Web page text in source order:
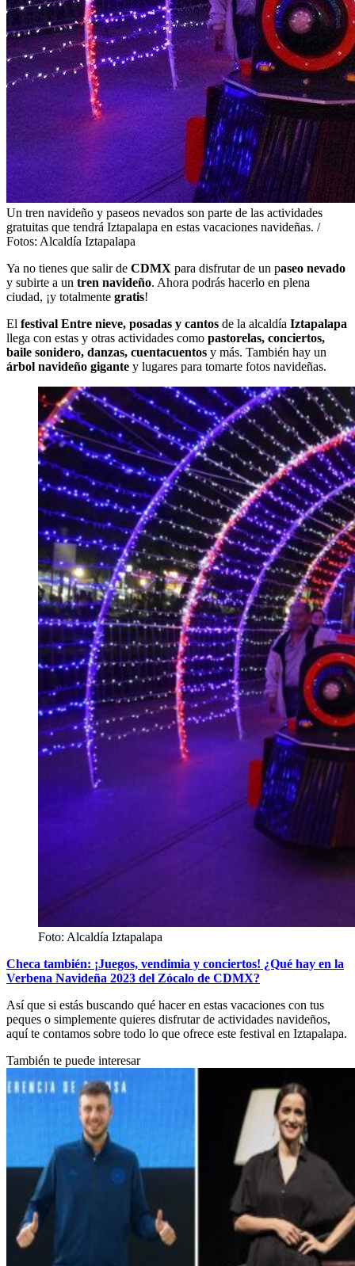
Un tren navideño y paseos nevados son parte de las actividades
gratuitas que tendrá Iztapalapa en estas vacaciones navideñas. /
Fotos: Alcaldía Iztapalapa
Ya no tienes que salir de CDMX para disfrutar de un paseo nevado
y subirte a un tren navideño. Ahora podrás hacerlo en plena
ciudad, ¡y totalmente gratis!
El festival Entre nieve, posadas y cantos de la alcaldía Iztapalapa
llega con estas y otras actividades como pastorelas, conciertos,
baile sonidero, danzas, cuentacuentos y más. También hay un
árbol navideño gigante y lugares para tomarte fotos navideñas.
Foto: Alcaldía Iztapalapa
Checa también: ¡Juegos, vendimia y conciertos! ¿Qué hay en la
Verbena Navideña 2023 del Zócalo de CDMX?
Así que si estás buscando qué hacer en estas vacaciones con tus
peques o simplemente quieres disfrutar de actividades navideños,
aquí te contamos sobre todo lo que ofrece este festival en Iztapalapa.
También te puede interesar